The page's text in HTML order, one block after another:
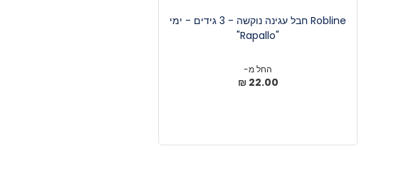
Robline חבל עגינה נוקשה - 3 גידים - ימי
"Rapallo"
החל מ-
22.00 ₪